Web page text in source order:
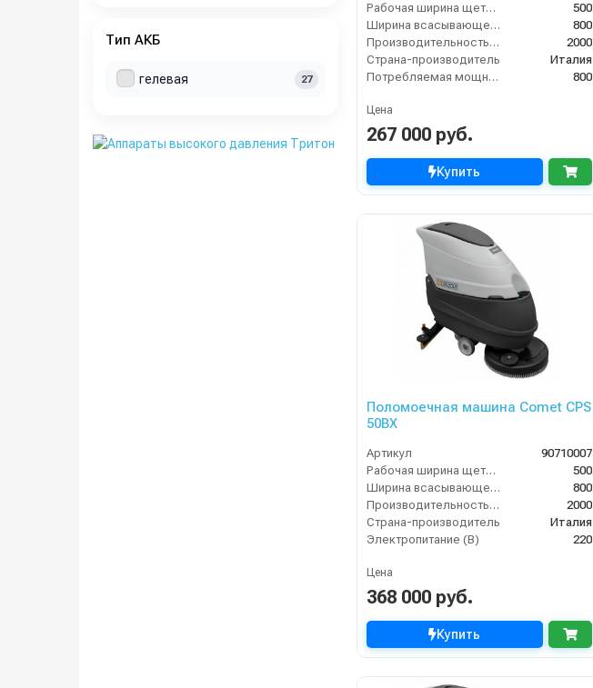
Тип АКБ
гелевая 27
Рабочая ширина щеток (мм)
500
Ширина всасывающей балки (мм)
800
Производительность по площади (м2/ч)
2000
Страна-производитель
Италия
Потребляемая мощность (Вт)
800
Цена
267 000 руб.
Купить
Поломоечная машина Comet CPS
50BX
Артикул
90710007
Рабочая ширина щеток (мм)
500
Ширина всасывающей балки (мм)
800
Производительность по площади (м2/ч)
2000
Страна-производитель
Италия
Электропитание (В)
220
Цена
368 000 руб.
Купить